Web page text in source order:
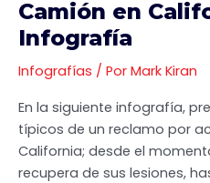
Camión en
Infografía
Infografías / Por Mark Kiran
En la siguiente infografía,
típicos de un reclamo por
California; desde el
recupera de sus lesiones,
de
Camión
en
California
Infografía